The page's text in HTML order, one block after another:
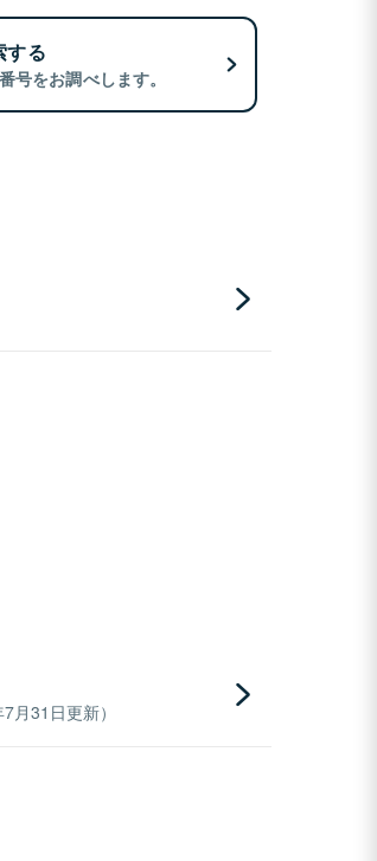
する
号をお調べします。
31日更新）